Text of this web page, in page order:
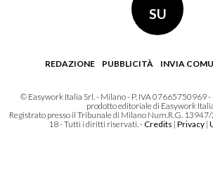
SU
REDAZIONE PUBBLICITÀ INVIA
© Easywork Italia Srl. - Milano - P. IVA 07665750969
prodotto editoriale di Easywork Italia
Registrato presso il Tribunale di Milano Num.R.G.
18 - Tutti i diritti riservati. -Credits | Privacy|